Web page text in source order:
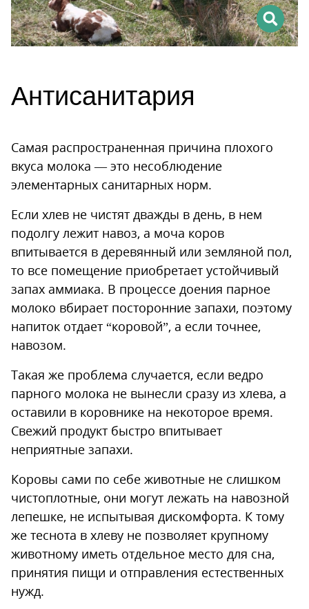
Антисанитария
Самая распространенная причина плохого
вкуса молока — это несоблюдение
элементарных санитарных норм.
Если хлев не чистят дважды в день, в нем
подолгу лежит навоз, а моча коров
впитывается в деревянный или земляной пол,
то все помещение приобретает устойчивый
запах аммиака. В процессе доения парное
молоко вбирает посторонние запахи, поэтому
напиток отдает “коровой”, а если точнее,
навозом.
Такая же проблема случается, если ведро
парного молока не вынесли сразу из хлева, а
оставили в коровнике на некоторое время.
Свежий продукт быстро впитывает
неприятные запахи.
Коровы сами по себе животные не слишком
чистоплотные, они могут лежать на навозной
лепешке, не испытывая дискомфорта. К тому
же теснота в хлеву не позволяет крупному
животному иметь отдельное место для сна,
принятия пищи и отправления естественных
нужд.